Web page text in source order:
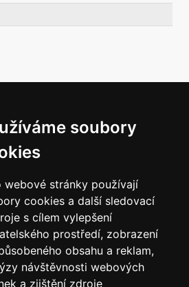
soubory
webové stránky používají
cookies a další sledovací
s cílem vylepšení
prostředí, zobrazení
obsahu a reklam,
návštěvnosti webových
a zjištění zdroje
a dotazy nezůstanou bez odezvy.